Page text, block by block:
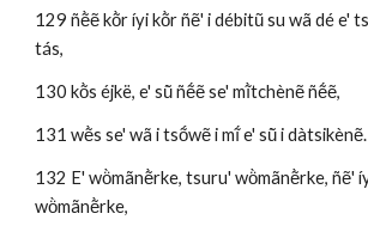
129 ñẽ̀ẽ kõ̀r íyi kõ̀r ñẽ' i débitũ su wã dé e'
tás,
130 kõ̀s éjkë, e' sũ̀ ñẽ́ẽ se' mĩ̀tchènẽ ñẽ́ẽ,
131 wẽ̀s se' wã i tsṍwẽ i mĩ́ e' sũ̀ i dàtsikènẽ.
132 E' wö̀mãnẽ̀rke, tsuru' wö̀mãnẽ̀rke, ñẽ'
wö̀mãnẽ̀rke,